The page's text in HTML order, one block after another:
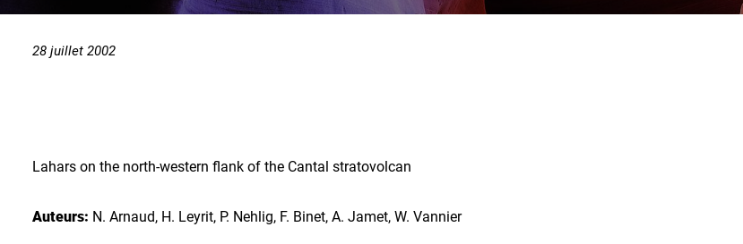
28 juillet 2002
Lahars on the north-western flank of the Cantal stratovolcan
Auteurs: N. Arnaud, H. Leyrit, P. Nehlig, F. Binet, A. Jamet, W. Vannier